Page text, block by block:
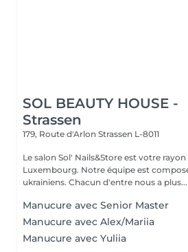
SOL BEAUTY HOUSE -
Strassen
179, Route d'Arlon Strassen L-8011
Le salon Sol' Nails&Store est votre
Luxembourg. Notre équipe est composée de PROspécialistes
ukrainiens. Chacun d'entre nous a plus...
Manucure avec Senior Master
Manucure avec Alex/Mariia
Manucure avec Yuliia